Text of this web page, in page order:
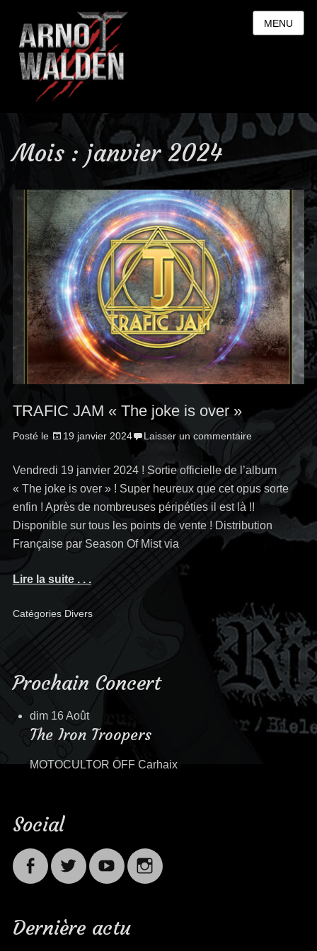
MENU
Mois : janvier 2024
TRAFIC JAM « The joke is over »
Posté le 19 janvier 2024 Laisser un commentaire
Vendredi 19 janvier 2024 ! Sortie officielle de l’album
« The joke is over » ! Super heureux que cet opus sorte
enfin ! Après de nombreuses péripéties il est là !!
Disponible sur tous les points de vente ! Distribution
Française par Season Of Mist via
Lire la suite . . .
Catégories Divers
Prochain Concert
dim 16 Août
The Iron Troopers
MOTOCULTOR OFF Carhaix
Social
Dernière actu